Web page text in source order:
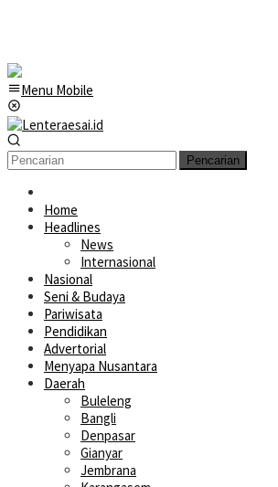
Menu Mobile
Pencarian
Home
Headlines
News
Internasional
Nasional
Seni & Budaya
Pariwisata
Pendidikan
Advertorial
Menyapa Nusantara
Daerah
Buleleng
Bangli
Denpasar
Gianyar
Jembrana